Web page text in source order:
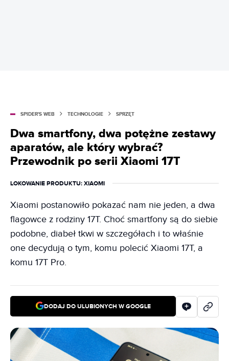
SPIDER'S WEB TECHNOLOGIE SPRZĘT
Dwa smartfony, dwa potężne zestawy
aparatów, ale który wybrać?
Przewodnik po serii Xiaomi 17T
LOKOWANIE PRODUKTU: XIAOMI
Xiaomi postanowiło pokazać nam nie jeden, a dwa
flagowce z rodziny 17T. Choć smartfony są do siebie
podobne, diabeł tkwi w szczegółach i to właśnie
one decydują o tym, komu polecić Xiaomi 17T, a
komu 17T Pro.
DODAJ DO ULUBIONYCH W GOOGLE